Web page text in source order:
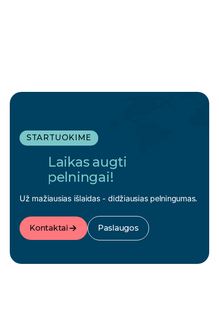
STARTUOKIME
Laikas augti
pelningai!
Už mažiausias išlaidas - didžiausias pelningumas.
Kontaktai Paslaugos